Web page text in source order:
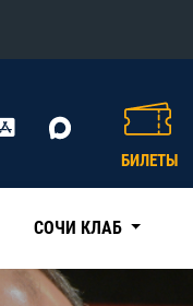
БИЛЕТЫ
СОЧИ КЛАБ